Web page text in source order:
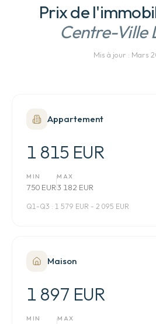
Prix de
Centre-Ville
Mis à jour : Mars
Appartement
1 815 EUR
MIN
750 EUR
MAX
3 182 EUR
Q1-Q3 : 1 579 EUR - 2 095 EUR
Maison
1 897 EUR
MIN MAX